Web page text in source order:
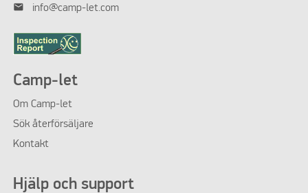
mail info@camp-let.com
Camp-let
Om Camp-let
Sök återförsäljare
Kontakt
Hjälp och support